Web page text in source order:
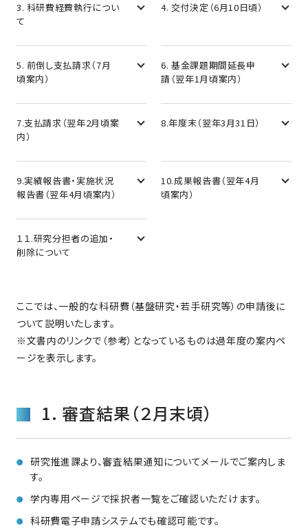
3. 科研費経費執行につい
て
4. 交付決定（6月10日頃）
5. 前倒し支払請求（7月
頃案内）
6. 基金課題期間延長申
請（翌年1月頃案内）
7.支払請求（翌年2月頃案
内）
8.年度末（翌年3月31日）
9.実績報告書・実施状況
報告書（翌年4月頃案内）
10.成果報告書（翌年4月
頃案内）
１１.研究分担者の追加・
削除について
ここでは、一般的な科研費（基盤研究・若手研究等）の申請後に
ついて説明いたします。
※文書内のリンクで（参考）となっているものは過年度の案内ペ
ージを表示します。
1. 審査結果（２月末頃）
研究推進課より、審査結果通知についてメールでご案内しま
す。
学内専用ページで採択者一覧をご確認いただけます。
科研費電子申請システムでも確認可能です。